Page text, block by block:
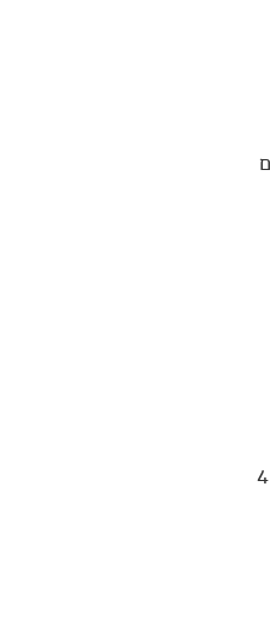
ניסוי מספר 13 – קפה ב-4